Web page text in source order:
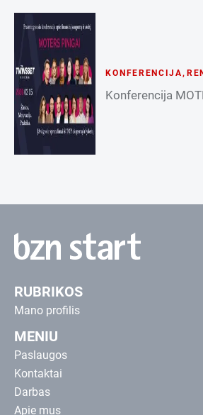
KONFERENCIJA,
Konferencija
RUBRIKOS
Mano profilis
MENIU
Paslaugos
Kontaktai
Darbas
Apie mus